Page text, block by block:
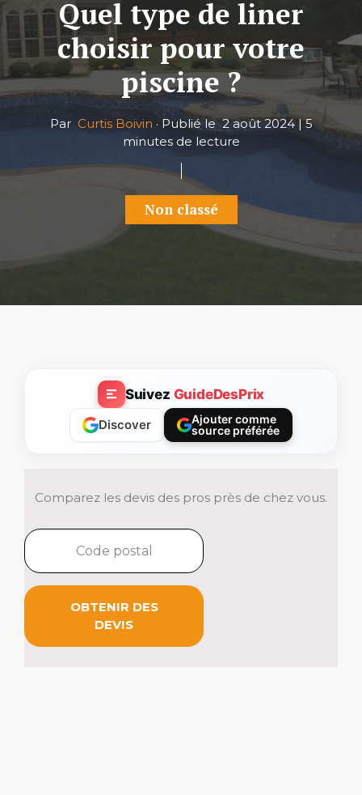
Quel type de liner
choisir pour votre
piscine ?
Par Curtis Boivin · Publié le2 août 2024| 5
minutes de lecture
Non classé
Suivez GuideDesPrix
Discover
Ajouter comme
source préférée
Comparez les devis des pros près de chez vous.
OBTENIR DES
DEVIS